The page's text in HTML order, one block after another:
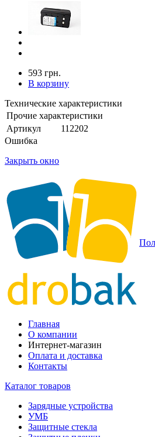
593 грн.
В корзину
Технические характеристики
Прочие характеристики
Артикул
112202
Ошибка
Закрыть окно
Главная
О компании
Интернет-магазин
Оплата и доставка
Контакты
Каталог товаров
Зарядные устройства
УМБ
Защитные стекла